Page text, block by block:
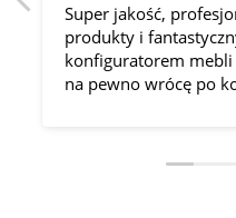
Super jakość,
produkty i
konfiguratorem
na pewno wrócę po